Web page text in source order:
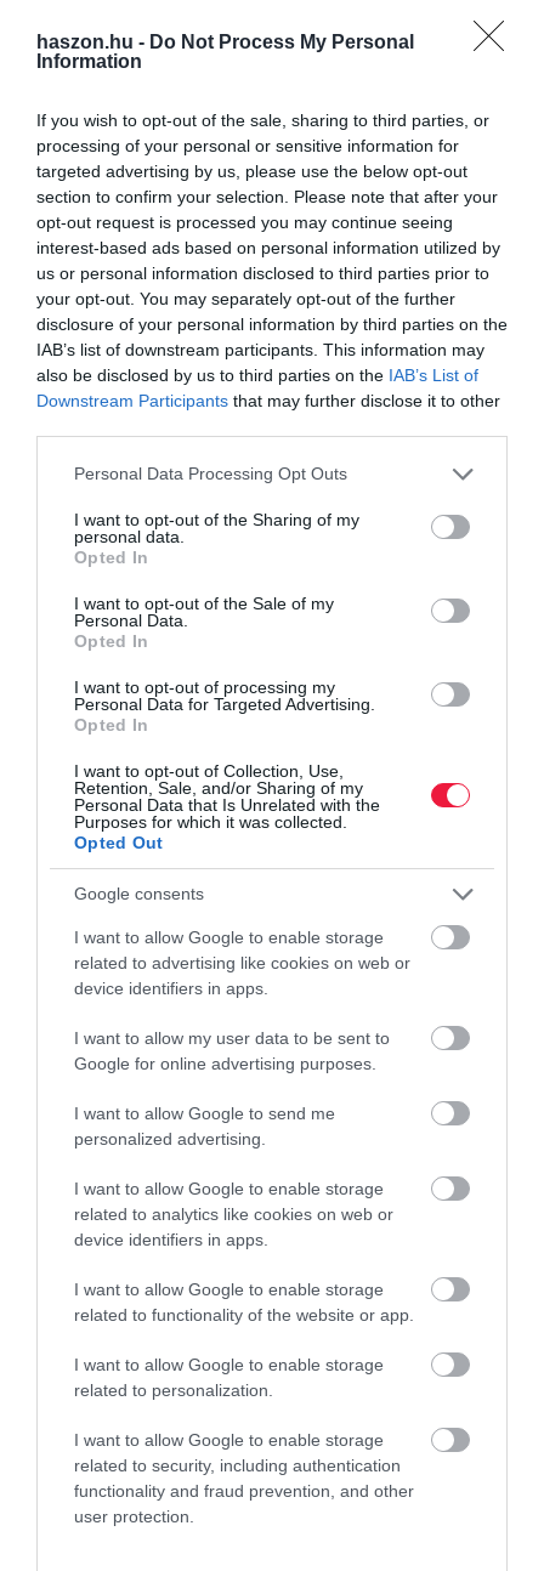
haszon.hu - Do Not Process My Personal
Information
If you wish to opt-out of the sale, sharing to third parties, or
processing of your personal or sensitive information for
targeted advertising by us, please use the below opt-out
section to confirm your selection. Please note that after your
opt-out request is processed you may continue seeing
interest-based ads based on personal information utilized by
us or personal information disclosed to third parties prior to
your opt-out. You may separately opt-out of the further
disclosure of your personal information by third parties on the
IAB’s list of downstream participants. This information may
also be disclosed by us to third parties on the IAB’s List of
Downstream Participants that may further disclose it to other
Please note that this website/app uses one or more Google
not limited to your visit or usage behaviour. You may click to
grant or deny consent to Google and its third-party tags to
use your data for below specified purposes in below Google
consent section.
Personal Data Processing Opt Outs
I want to opt-out of the Sharing of my
personal data.
Opted In
I want to opt-out of the Sale of my
Personal Data.
Opted In
I want to opt-out of processing my
Personal Data for Targeted Advertising.
Opted In
I want to opt-out of Collection, Use,
Retention, Sale, and/or Sharing of my
Personal Data that Is Unrelated with the
Purposes for which it was collected.
Opted Out
Google consents
I want to allow Google to enable storage
related to advertising like cookies on web or
device identifiers in apps.
I want to allow my user data to be sent to
Google for online advertising purposes.
I want to allow Google to send me
personalized advertising.
I want to allow Google to enable storage
related to analytics like cookies on web or
device identifiers in apps.
I want to allow Google to enable storage
related to functionality of the website or app.
I want to allow Google to enable storage
related to personalization.
I want to allow Google to enable storage
related to security, including authentication
functionality and fraud prevention, and other
user protection.
NYUGDÍJ
Kevés a háziorvos Magyarországon és köztük is egyre több az
béremeléssel és praxisközösségek támogatásával orvosolná a